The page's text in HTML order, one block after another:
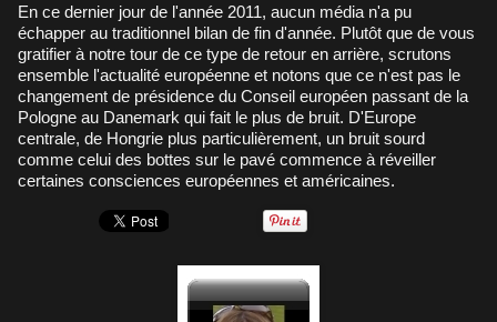
En ce dernier jour de l'année 2011, aucun média n'a pu
échapper au traditionnel bilan de fin d'année. Plutôt que de vous
gratifier à notre tour de ce type de retour en arrière, scrutons
ensemble l'actualité européenne et notons que ce n'est pas le
changement de présidence du Conseil européen passant de la
Pologne au Danemark qui fait le plus de bruit. D'Europe
centrale, de Hongrie plus particulièrement, un bruit sourd
comme celui des bottes sur le pavé commence à réveiller
certaines consciences européennes et américaines.